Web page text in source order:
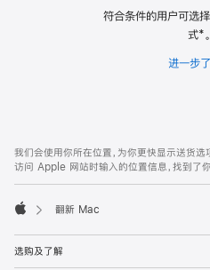
符合条件的用户可选
式*。
进一步
页
页
脚
注
我们会使用你所在位置，为你更快显示送货选
访问 Apple 网站时输入的位置信息，找到了你
翻新 Mac
选购及了解